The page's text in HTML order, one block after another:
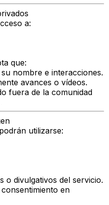
a:
que:
nombre e interacciones.
avances o vídeos.
fuera de la comunidad
utilizarse:
o divulgativos del servicio.
en